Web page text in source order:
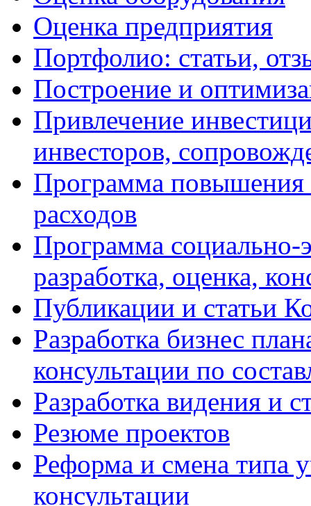
Оценка предприятия
Портфолио: статьи,
Построение и
Привлечение
инвесторов,
Программа
расходов
Программа социально-
разработка, оценка,
Публикации и статьи
Разработка бизнес
консультации по
Разработка видения и
Резюме проектов
Реформа и смена типа
консультации